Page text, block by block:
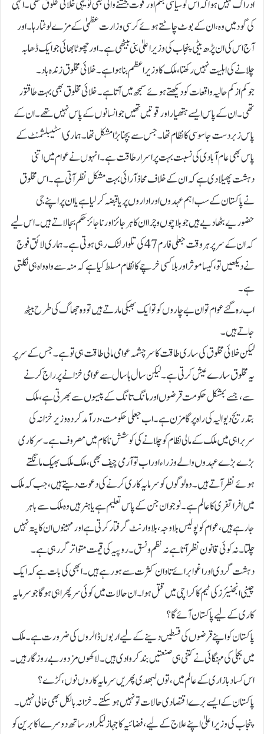
ادراک نہیں ہوا کہ اس کو سیاسی جنم اور قوت بخشنے والی بھی تو یہی خلائی مخلوق تھی۔انہی
کی گود میں وہ ، ان کے بوٹ چاٹتے ہوئے کرسی وزارت عظمی ٰکے مزے لوٹتا رہا۔اور
آج اس کی ان پڑھ بیٹی پنجاب کی وزیر اعلیٰ بنی بیٹھی ہے۔اور چھوٹا بھائی جو ایک ڈھابہ
چلانے کی اہلیت نہیں رکھتا ، ملک کا وزیر اعظم بنا ہوا ہے۔ خلائی مخلوق زندہ باد۔
جو کم از کم حالیہ واقعات کو دیکھتے ہوئے سمجھ میں آتا ہے ۔ خلائی مخلوق بھی بہت طاقتور
تھی۔ ان کے پاس ایسے ہتھیار اور قوتیں تھیں جو انسانوں کے پاس نہیں تھے۔ان کے
پاس زبردست جاسوسی کا نظام تھا۔جس سے بچنا بڑا مشکل تھا۔ہماری اسٹیبلشمنٹ کے
پاس بھی عام آبادی کی نسبت بہت پر اسرار طاقت ہے۔ انہوں نے عوام میں اتنی
دہشت پھیلا دی ہے کہ ان کے خلاف محاذ آرائی بہت مشکل نظر آتی ہے۔اس مخلوق
نے پاکستان کے سب اہم عہدوں اور اداروں پر یا قبضہ کر لیا ہے یا ان پر اپنے جی
حضوریے بٹھا دیے ہیں جو بلا چوں و چرا ان کا ہر جائز اور نا جائز حکم بجا لاتے ہیں۔ اس لیے
کہ ان کے سر پر ہر وقت جعلی فارم 47کی تلوار لٹک رہی ہوتی ہے۔ ہماری لائق فوج
نے دیکھیں تو ، کیسا موثر اوربلا کسی خرچے کا نظام مسلط کیا ہے کہ منہ سے واہ واہ ہی نکلتی
ہے۔
اب رہ گئے عوام تو ان بے چاروں کو تو ایک بھبکی مارتے ہیں تو وہ جھاگ کی طرح بیٹھ
جاتے ہیں۔
لیکن خلائی مخلوق کی ساری طاقت کا سر چشمہ عوامی مالی طاقت ہی تو ہے۔جس کے سر پر
یہ مخلوق سارے عیش کرتی ہے۔لیکن سال ہا سال سے عوامی خزانے پر راج کرنے
سے، جسے بمشکل حکومت قرضوں اور مانگ تانگ کے پیسوں سے بھرتی ہے، ملک
بتدریج دیوالیہ کی راہ پر گامزن ہے۔اب جعلی حکومت، درآمد کردہ وزیر خزانہ کی
سربراہی میں ملک کے مالی نظام کو چلانے کی کوشش نا کام میں مصروف ہے۔ سرکاری
بڑے بڑے عہدوں والے وزراء اور اب تو آرمی چیف بھی، ملک ملک بھیک مانگتے
ہوئے نظر آتے ہیں۔ وہ لوگوں کو سرمایہ کاری کرنے کی دعوت دیتے ہیں، جب کہ ملک
میں افرا تفری کا عالم ہے۔نوجوان جن کے پاس تعلیم ہے یا ہنر ہیں وہ ملک سے باہر
جارہے ہیں،عوام کو پولیس بلا وجہ ، بلا وارنٹ گرفتا ر کرتی ہے اور مہینوں ان کا پتہ نہیں
چلتا۔ نہ کوئی قانون نظر آتا ہے نہ نظم و نسق۔ روپیہ کی قیمت متواتر گر رہی ہے۔
دہشت گردی اور اغوا برائے تاوان کثرت سے ہو رہے ہیں۔ ابھی کی بات ہے کہ ایک
چینی انجنیئرز کی ٹیم کا کراچی میں قتل ہوا۔ ان حالات میں کوئی سر پھرا ہی ہو گا جو سرمایہ
کاری کے لیے پاکستان آئے گا؟
پاکستان کو اپنے قرضوں کی قسطیں دینے کے لیے اربوں ڈالروں کی ضرورت ہے۔ ملک
میں بجلی کی مہنگائی نے کتنی ہی صنعتیں بند کروا دی ہیں۔لاکھوں مزدور بے روزگار ہیں۔
اس کساد بازاری کے عالم میں، توں لبھدی پھریں سرمایہ کاروں نوں، کڑے؟
پاکستان کے ایسے برے اقتصادی حالات تو نہیں ہو سکتے۔ خزانہ بالکل بھی خالی نہیں۔
پنجاب کی وزیر اعلیٰ اپنے علاج کے لیے، فضائیہ کا جہاز لیکر اور ساتھ دوسرے اکابرین کو